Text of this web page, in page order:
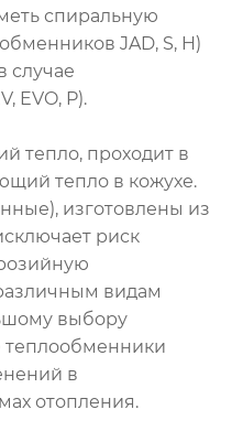
спиральную
JAD, S, H)
случае
EVO, P).
тепло, проходит в
тепло в кожухе.
изготовлены из
риск
видам
выбору
теплообменники
в
отопления.